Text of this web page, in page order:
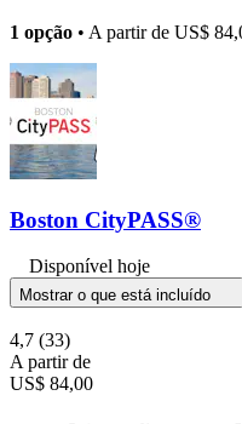
1 opção • A partir de US$
Boston CityPASS®
Disponível hoje
Mostrar o que está incluído
4,7 (33)
A partir de
US$ 84,00